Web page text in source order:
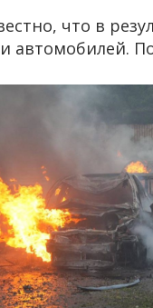
что в
автомобилей.